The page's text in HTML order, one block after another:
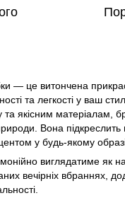
— це витончена
та легкості у ваш
та якісним матеріалам,
Вона підкреслить
у будь-якому
виглядатиме як
вечірніх вбраннях,